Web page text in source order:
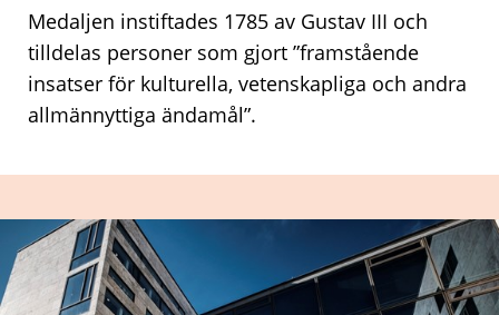
Medaljen instiftades 1785 av Gustav III och
tilldelas personer som gjort ”framstående
insatser för kulturella, vetenskapliga och andra
allmännyttiga ändamål”.